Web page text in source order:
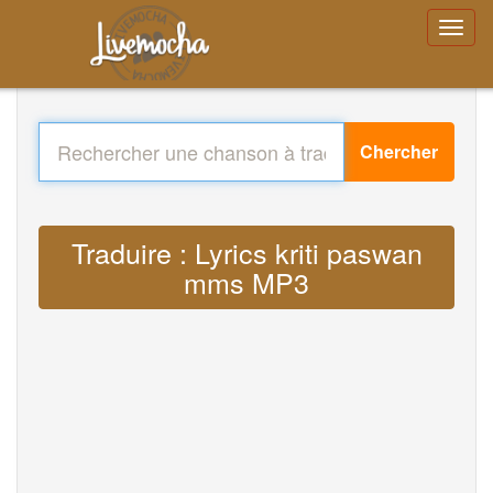
Chercher
Traduire : Lyrics kriti paswan
mms MP3